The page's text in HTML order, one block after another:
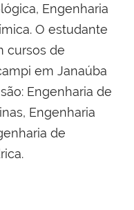
Engenharia
O estudante
cursos de
em Janaúba
Engenharia de
Engenharia
de